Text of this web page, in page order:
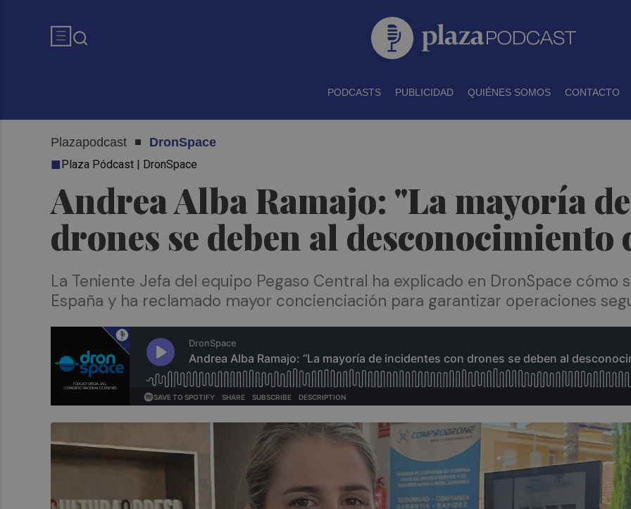
PODCASTS PUBLICIDAD QUIÉNES SOMOS CONTACTO
Plazapodcast DronSpace
Andrea Alba Ramajo: "La mayoría
drones se deben al
Plaza Pódcast | DronSpace
La Teniente Jefa del equipo Pegaso Central ha explicado en DronSpace cómo
España y ha reclamado mayor concienciación para garantizar operaciones